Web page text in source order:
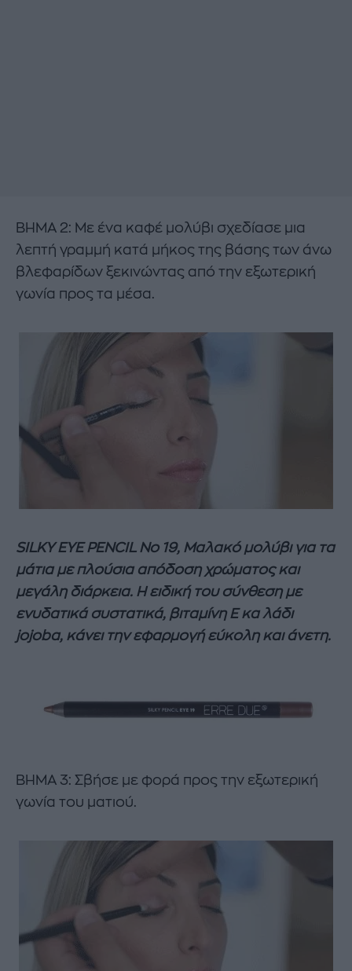
ΒΗΜΑ 2: Με ένα καφέ μολύβι σχεδίασε μια
λεπτή γραμμή κατά μήκος της βάσης των άνω
βλεφαρίδων ξεκινώντας από την εξωτερική
γωνία προς τα μέσα.
SILKY EYE PENCIL No 19, Μαλακό μολύβι για τα
μάτια με πλούσια απόδοση χρώματος και
μεγάλη διάρκεια. Η ειδική του σύνθεση με
ενυδατικά συστατικά, βιταμίνη Ε κα λάδι
jojoba, κάνει την εφαρμογή εύκολη και άνετη.
ΒΗΜΑ 3: Σβήσε με φορά προς την εξωτερική
γωνία του ματιού.